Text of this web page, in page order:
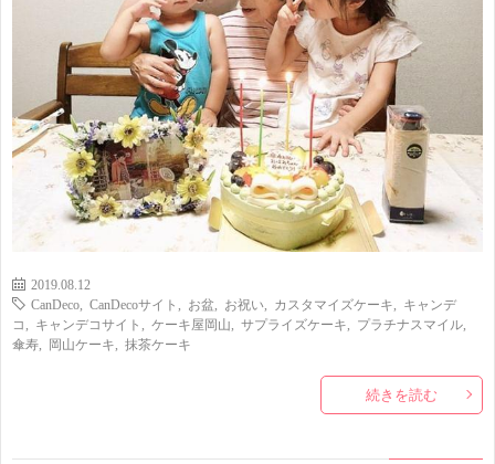
2019.08.12
CanDeco
CanDecoサイト お盆 お祝い カスタマイズケーキ
キャンデ
コ
キャンデコサイト ケーキ屋岡山 サプライズケーキ プラチナスマイル
傘寿
岡山ケーキ 抹茶ケーキ
続きを読む